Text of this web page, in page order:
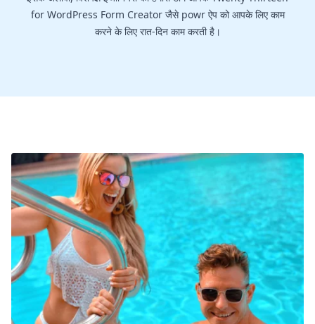
for WordPress Form Creator जैसे powr ऐप को आपके लिए काम
करने के लिए रात-दिन काम करती है।